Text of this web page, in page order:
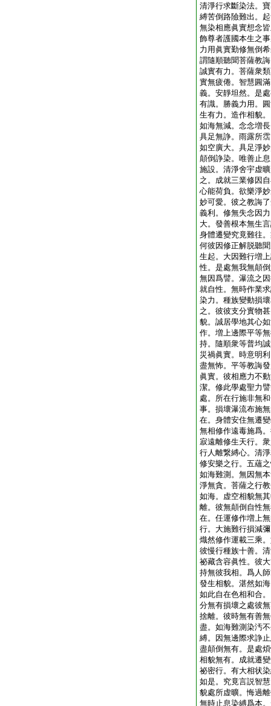
清淨行求斷染法。
縛苦倒路險難出。
無染相應眞實想念
飾尊者護國本生之
力用眞實勤修無倒
謂隨順聽聞菩薩教
誠實有力。菩薩衆
實無疲倦。智慧圓
義。安靜坦然。是
有識。勝義力用。
生有力。造作相貌
如海無減。念念増
具足無諍。雨露所
如空廣大。具足淨
顛倒諍染。唯善止
施設。清淨舍宇虚
之。成就三業修因
心能荷負。欲樂淨
妙可愛。彼之教誨
義利。修無失念因
大。發善根本無生
身體遷變究竟難往
何彼因修正解脱聽
生起。大因難行増
性。是處無我無顛
無因爲譬。瀑流之
就自性。無時作業
染力。種族變動損
之。彼彼支分實物
貌。誠居學地其心
作。増上邊際平等
持。隨順衆等普均
災禍眞實。時意明
盡無怖。平等教誨
眞實。彼相應力不
潔。修此學處聖力
處。所在行施非無
事。損壞瀑流布施
在。身體安住無遷
無相修作遠毒施爲
寂遠離修生天行。
行人離繋縛心。清
修安樂之行。五蘊
如海難測。無因無
淨無貪。菩薩之行
如海。虚空相貌無
離。彼無顛倒自性
在。任運修作増上
行。大施難行損減
熾然修作運載三乘
彼慢行種族十善。
祕藏含容眞性。彼
持無彼我相。爲人
發生相貌。湛然如
如此自在色相和合
分無有損壞之處彼
捨離。彼時無有善
盡。如海難測染汚
縛。因無邊際求諍
盡顛倒無有。是處
相貌無有。成就遷
祕密行。有大相状
如是。究竟言説智
貌處所虚曠。悔過
無時止息染縛爲本